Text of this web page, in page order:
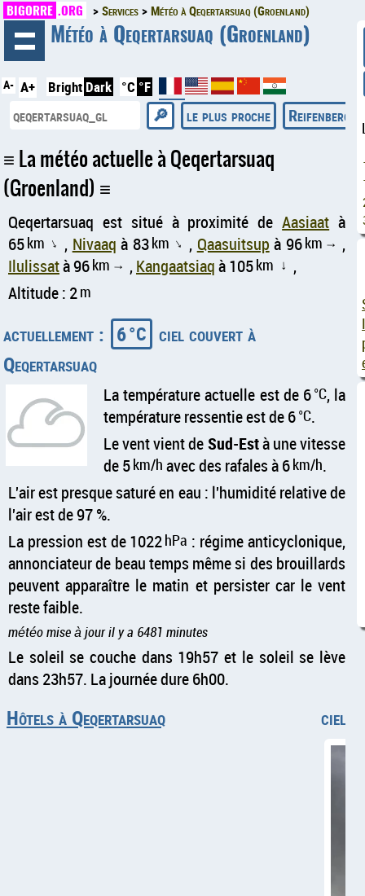
BIGORRE .ORG Services Météo à Qeqertarsuaq (Groenland)
Météo à Qeqertarsuaq (Groenland)
A- A+ Bright Dark °C °F
le plus proche Reifenberg
La météo actuelle à Qeqertarsuaq
(Groenland)
Qeqertarsuaq est situé à proximité deAasiaat à
65km ↑ , Nivaaq à 83km ↑ , Qaasuitsup à 96km ↑
,
Ilulissatà 96km ↑ ,Kangaatsiaqà 105km ↑ ,
Altitude : 2m
actuellement : 6°C ciel couvert à
Qeqertarsuaq
La température actuelle est de 6°C, la
température ressentie est de 6°C.
Le vent vient deSud-Està une vitesse
de 5km/h avec des rafales à 6km/h.
L'air est presque saturé en eau : l'humidité relative de
l'air est de 97 %.
La pression est de 1022hPa : régime anticyclonique,
annonciateur de beau temps même si des brouillards
peuvent apparaître le matin et persister car le vent
reste faible.
météo mise à jour il y a 6481 minutes
Le soleil se couche dans 19h57 et le soleil se lève
dans 23h57. La journée dure 6h00.
Hôtels à Qeqertarsuaq ciel